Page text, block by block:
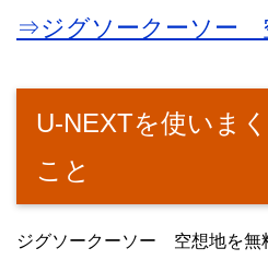
⇒ジグソークーソー
U-NEXTを使いま
こと
ジグソークーソー 空想地を無